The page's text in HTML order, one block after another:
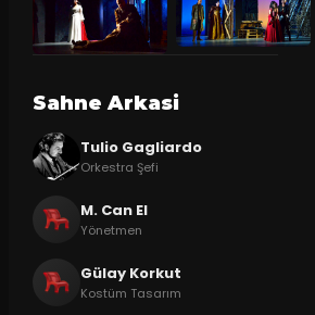
Sahne Arkasi
Tulio Gagliardo
Orkestra Şefi
M. Can El
Yönetmen
Gülay Korkut
Kostüm Tasarım